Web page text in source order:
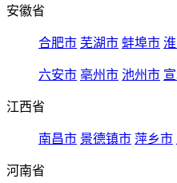
安徽省
合肥市 芜湖市 蚌埠市
六安市 亳州市 池州市
江西省
南昌市 景德镇市 萍乡市
河南省